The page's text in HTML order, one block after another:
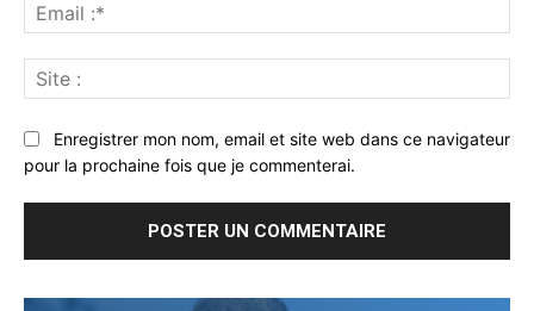
:*
:
Enregistrer mon nom, email et site web dans ce navigateur
pour la prochaine fois que je commenterai.